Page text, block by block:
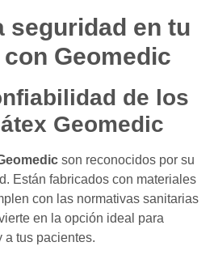
seguridad en tu
Geomedic
de los
Geomedic
son reconocidos por su
Están fabricados con materiales
con las normativas sanitarias
en la opción ideal para
a tus pacientes.